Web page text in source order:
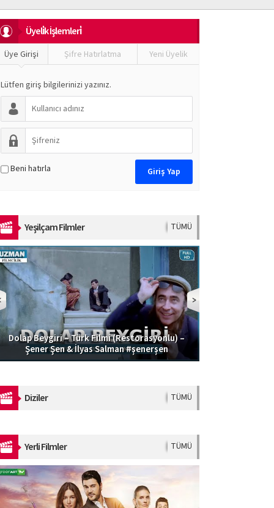
Üyeli̇k İşlemleri̇
Üye Girişi Şifre Hatırlatma Yeni Üyelik
Lütfen giriş bilgilerinizi yazınız.
Beni hatırla
Yeşilçam Filmler TÜMÜ
Dolap Beygiri – Türk Filmi (Restorasyonlu) –
Şener Şen & İlyas Salman #şenerşen
Diziler TÜMÜ
Yerli Filmler TÜMÜ